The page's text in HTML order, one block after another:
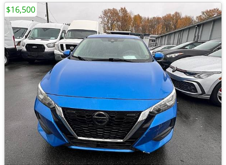
$16,500